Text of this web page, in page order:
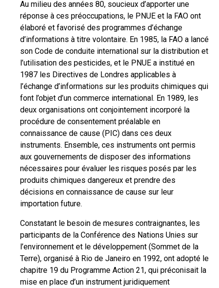
Au milieu des années 80, soucieux d’apporter une
réponse à ces préoccupations, le PNUE et la FAO ont
élaboré et favorisé des programmes d’échange
d’informations à titre volontaire. En 1985, la FAO a lancé
son Code de conduite international sur la distribution et
l’utilisation des pesticides, et le PNUE a institué en
1987 les Directives de Londres applicables à
l’échange d’informations sur les produits chimiques qui
font l’objet d’un commerce international. En 1989, les
deux organisations ont conjointement incorporé la
procédure de consentement préalable en
connaissance de cause (PIC) dans ces deux
instruments. Ensemble, ces instruments ont permis
aux gouvernements de disposer des informations
nécessaires pour évaluer les risques posés par les
produits chimiques dangereux et prendre des
décisions en connaissance de cause sur leur
importation future.
Constatant le besoin de mesures contraignantes, les
participants de la Conférence des Nations Unies sur
l’environnement et le développement (Sommet de la
Terre), organisé à Rio de Janeiro en 1992, ont adopté le
chapitre 19 du Programme Action 21, qui préconisait la
mise en place d’un instrument juridiquement